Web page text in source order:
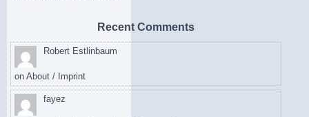
Recent Comments
Robert Estlinbaum
on About / Imprint
fayez